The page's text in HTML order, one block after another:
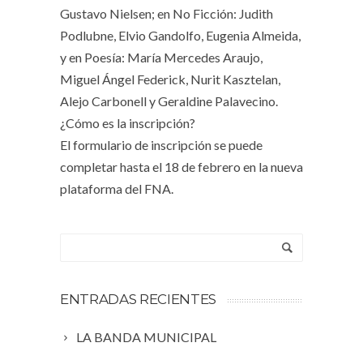
Gustavo Nielsen; en No Ficción: Judith
Podlubne, Elvio Gandolfo, Eugenia Almeida,
y en Poesía: María Mercedes Araujo,
Miguel Ángel Federick, Nurit Kasztelan,
Alejo Carbonell y Geraldine Palavecino.
¿Cómo es la inscripción?
El formulario de inscripción se puede
completar hasta el 18 de febrero en la nueva
plataforma del FNA.
ENTRADAS RECIENTES
LA BANDA MUNICIPAL